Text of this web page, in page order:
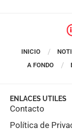
INICIO
A FONDO
ENLACES UTILES
Contacto
Política de